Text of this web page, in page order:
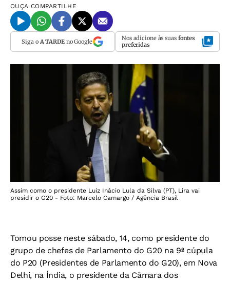
OUÇA COMPARTILHE
Siga o A TARDEno Google Nos adicione às suas fontes
preferidas
Assim como o presidente Luiz Inácio Lula da Silva (PT), Lira vai
presidir o G20 - Foto: Marcelo Camargo / Agência Brasil
Tomou posse neste sábado, 14, como presidente do
grupo de chefes de Parlamento do G20 na 9ª cúpula
do P20 (Presidentes de Parlamento do G20), em Nova
Delhi, na Índia, o presidente da Câmara dos